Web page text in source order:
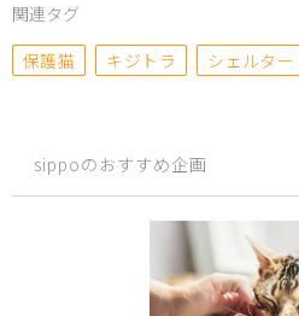
関連タグ
保護猫
キジトラ シェルター
sippoのおすすめ企画